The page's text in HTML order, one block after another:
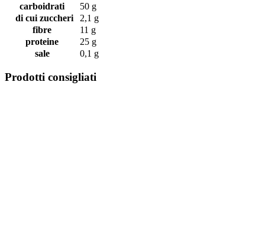
carboidrati
50 g
di cui zuccheri
2,1 g
fibre
11 g
proteine
25 g
sale
0,1 g
Prodotti consigliati